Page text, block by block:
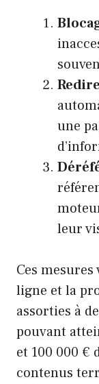
une
leur
Ces
ligne et la
assorties à
pouvant
et 100 000 €
contenus